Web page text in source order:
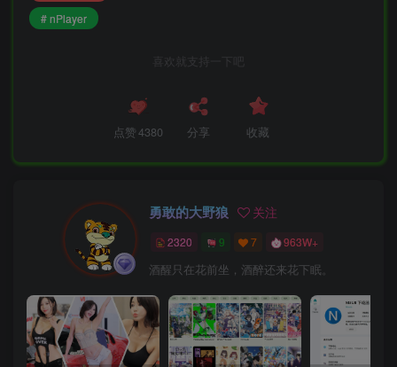
# nPlayer
喜欢就支持一下吧
点赞4380 分享 收藏
勇敢的大野狼 关注
2320 9 7 963W+
酒醒只在花前坐，酒醉还来花下眠。